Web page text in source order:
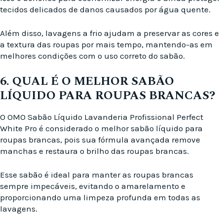
tecidos delicados de danos causados por água quente.
Além disso, lavagens a frio ajudam a preservar as cores e
a textura das roupas por mais tempo, mantendo-as em
melhores condições com o uso correto do sabão.
6. QUAL É O MELHOR SABÃO
LÍQUIDO PARA ROUPAS BRANCAS?
O OMO Sabão Líquido Lavanderia Profissional Perfect
White Pro é considerado o melhor sabão líquido para
roupas brancas, pois sua fórmula avançada remove
manchas e restaura o brilho das roupas brancas.
Esse sabão é ideal para manter as roupas brancas
sempre impecáveis, evitando o amarelamento e
proporcionando uma limpeza profunda em todas as
lavagens.